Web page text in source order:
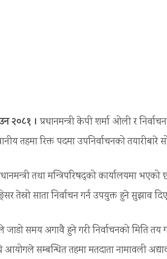
२०८१ । प्रधानमन्त्री केपी शर्मा ओली र
तहमा रिक्त पदमा उपनिर्वाचनको
तथा मन्त्रिपरिषद्को कार्यालयमा
तेस्रो साता निर्वाचन गर्न उपयुक्त हुने सुझाव
जाडो समय अगावै हुने गरी निर्वाचनको मिति तय
आयोगले सम्बन्धित तहमा मतदाता नामावली